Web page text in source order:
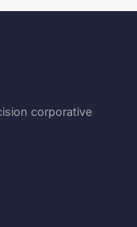
corporative